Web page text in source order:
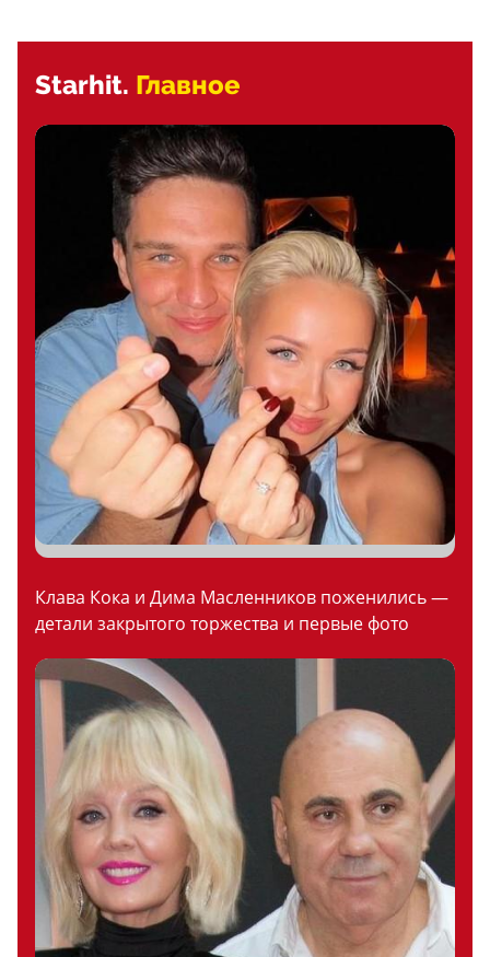
Starhit. Главное
Клава Кока и Дима Масленников поженились —
детали закрытого торжества и первые фото